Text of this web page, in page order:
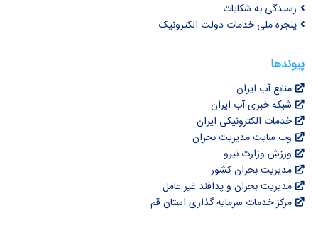
رسیدگی به شکایات
پنجره ملی خدمات دولت الکترونیک
پیوندها
منابع آب ایران
شبکه خبری آب ایران
خدمات الکترونیکی ایران
وب سایت مدیریت بحران
ورزش وزارت نیرو
مدیریت بحران کشور
مدیریت بحران و پدافند غیر عامل
مرکز خدمات سرمایه گذاری استان قم